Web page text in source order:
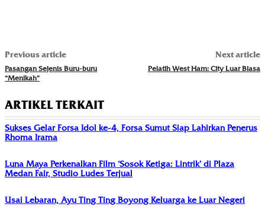
Previous article
Pasangan Sejenis Buru-buru
“Menikah”
Next article
Pelatih West Ham: City Luar Biasa
ARTIKEL TERKAIT
Sukses Gelar Forsa Idol ke-4, Forsa Sumut Siap Lahirkan Penerus
Rhoma Irama
Luna Maya Perkenalkan Film ‘Sosok Ketiga: Lintrik’ di Plaza
Medan Fair, Studio Ludes Terjual
Usai Lebaran, Ayu Ting Ting Boyong Keluarga ke Luar Negeri